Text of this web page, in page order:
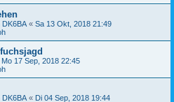
DK6BA « Sa 13 Okt, 2018 21:49
Mo 17 Sep, 2018 22:45
DK6BA « Di 04 Sep, 2018 19:44